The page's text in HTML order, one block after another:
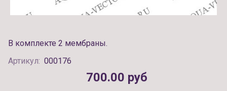
В комплекте 2 мембраны.
Артикул: 000176
700.00 руб